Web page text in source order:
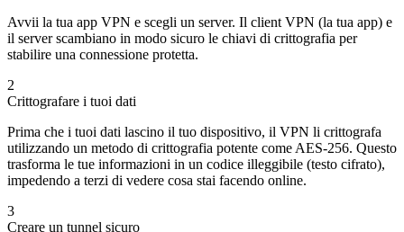
Avvii la tua app VPN e scegli un server. Il client VPN (la tua app) e
il server scambiano in modo sicuro le chiavi di crittografia per
stabilire una connessione protetta.
2
Crittografare i tuoi dati
Prima che i tuoi dati lascino il tuo dispositivo, il VPN li crittografa
utilizzando un metodo di crittografia potente come AES-256. Questo
trasforma le tue informazioni in un codice illeggibile (testo cifrato),
impedendo a terzi di vedere cosa stai facendo online.
3
Creare un tunnel sicuro